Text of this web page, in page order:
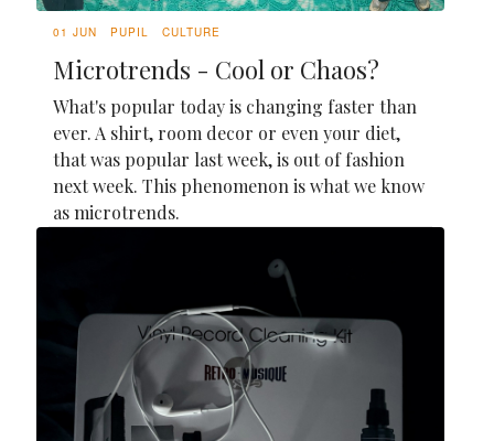
01 JUN PUPIL CULTURE
Microtrends - Cool or Chaos?
What's popular today is changing faster than
ever. A shirt, room decor or even your diet,
that was popular last week, is out of fashion
next week. This phenomenon is what we know
as microtrends.